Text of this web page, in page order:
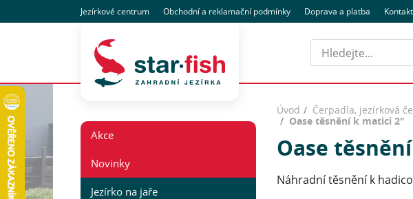
Jezírkové centrum Obchodnía reklamační podmínky Doprava a platba
Hledat
Akce
Novinky
Jezírko na jaře
Úvod Čerpadla, jezírková
Oase těsnění k matici 2"
Oase
Náhradní těsnění k